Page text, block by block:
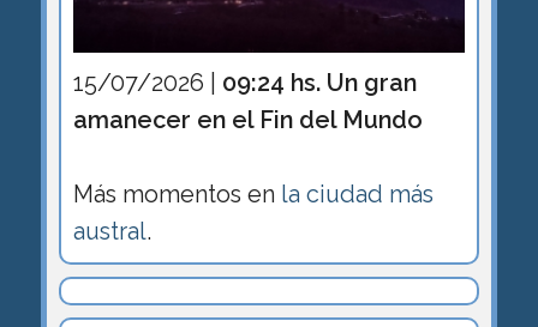
15/07/2026 | 09:24 hs. Un gran
amanecer en el Fin del Mundo
Más momentos en la ciudad más
austral.